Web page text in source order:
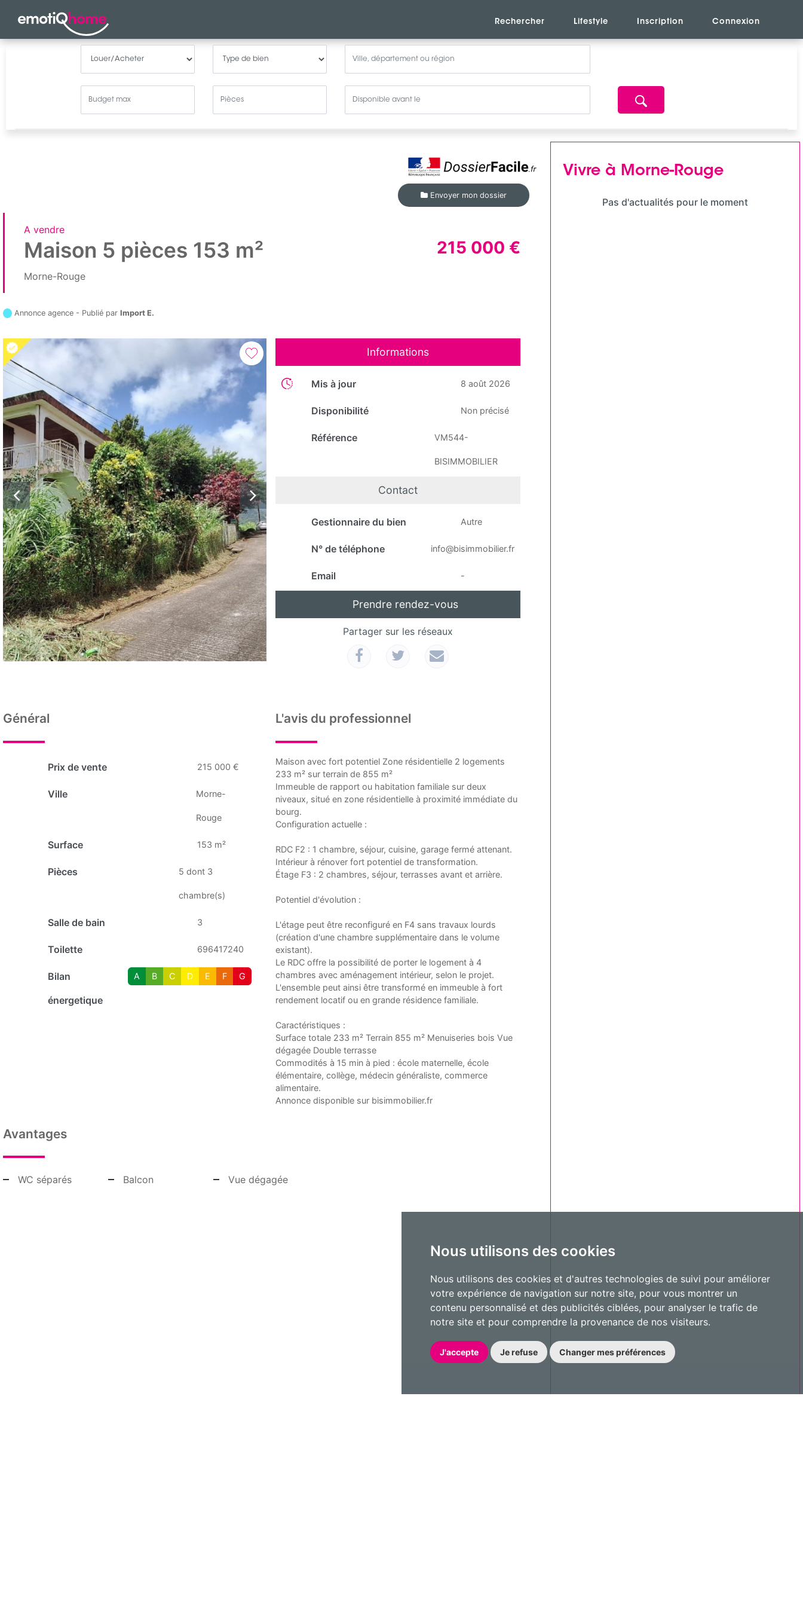
Nous utilisons des cookies
Nous utilisons des cookies et d'autres technologies de suivi pour améliorer
votre expérience de navigation sur notre site, pour vous montrer un
contenu personnalisé et des publicités ciblées, pour analyser le trafic de
notre site et pour comprendre la provenance de nos visiteurs.
J'accepte Je refuse Changer mes préférences
Rechercher Lifestyle Inscription Connexion
Envoyer mon dossier
A vendre
Maison 5 pièces 153 m²
Morne-Rouge
215 000 €
Annonce agence - Publié parImport E.
Informations
Mis à jour 8 août 2026
Disponibilité Non précisé
Référence VM544-
BISIMMOBILIER
Contact
Gestionnaire du bien Autre
N° de téléphone info@bisimmobilier.fr
Email -
Prendre rendez-vous
Partager sur les réseaux
Général
Prix de vente 215 000 €
Ville Morne-
Rouge
Surface 153 m²
Pièces 5 dont 3
chambre(s)
Salle de bain 3
Toilette 696417240
Bilan
énergetique
A B C D E F G
L'avis du professionnel
Maison avec fort potentiel Zone résidentielle 2 logements
233 m² sur terrain de 855 m²
Immeuble de rapport ou habitation familiale sur deux
niveaux, situé en zone résidentielle à proximité immédiate du
bourg.
Configuration actuelle :
RDC F2 : 1 chambre, séjour, cuisine, garage fermé attenant.
Intérieur à rénover fort potentiel de transformation.
Étage F3 : 2 chambres, séjour, terrasses avant et arrière.
Potentiel d'évolution :
L'étage peut être reconfiguré en F4 sans travaux lourds
(création d'une chambre supplémentaire dans le volume
existant).
Le RDC offre la possibilité de porter le logement à 4
chambres avec aménagement intérieur, selon le projet.
L'ensemble peut ainsi être transformé en immeuble à fort
rendement locatif ou en grande résidence familiale.
Caractéristiques :
Surface totale 233 m² Terrain 855 m² Menuiseries bois Vue
dégagée Double terrasse
Commodités à 15 min à pied : école maternelle, école
élémentaire, collège, médecin généraliste, commerce
alimentaire.
Annonce disponible sur bisimmobilier.fr
Avantages
WC séparés Balcon Vue dégagée
Vivre à Morne-Rouge
Pas d'actualités pour le moment